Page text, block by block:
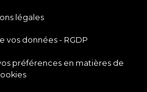
légales
vos données - RGDP
préférences en matières de